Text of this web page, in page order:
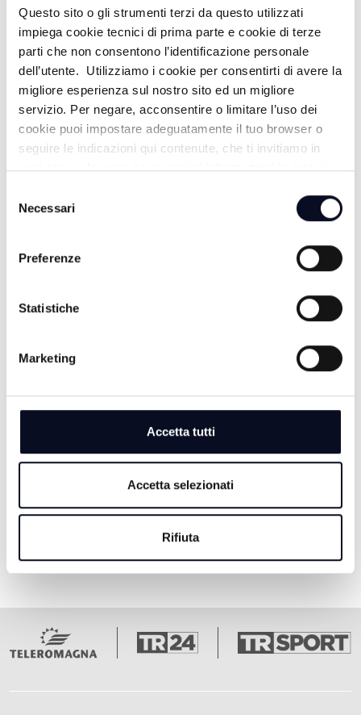
Questo sito o gli strumenti terzi da questo utilizzati
impiega cookie tecnici di prima parte e cookie di terze
parti che non consentono l’identificazione personale
dell’utente. Utilizziamo i cookie per consentirti di avere la
migliore esperienza sul nostro sito ed un migliore
servizio. Per negare, acconsentire o limitare l’uso dei
cookie puoi impostare adeguatamente il tuo browser o
seguire le indicazioni qui contenute, che ti invitiamo in
ogni caso a leggere per maggiori informazioni in materia
delNecessari
Preferenze
Statistiche
Marketing
Accetta tutti
Accetta selezionati
Rifiuta
MEMORIA NON MUORE MAI -
15/06/2026
1 MESE FA
FOCUS TRASPORTATI NEL FUTURO -
05/06/2026
FOCUS GAS & MOTOR - 04/06/2026
2 MESI FA
20/05/2026
Pagina 1Pagina 2Pagina 3Pagina 4